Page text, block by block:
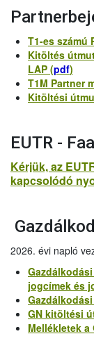
T1-es számú
Kitöltés
LAP (pdf)
T1M Partner
Kitöltési
EUTR -
Kérjük, az
kapcsolódó
2026. évi napló
jogcímek és
GN kitöltési
Mellékletek